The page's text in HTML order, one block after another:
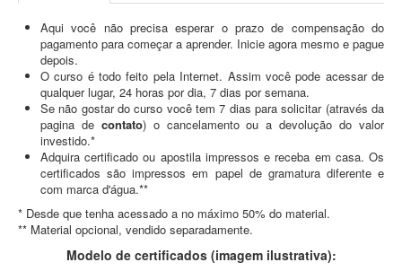
Aqui você não precisa esperar o prazo de compensação do
pagamento para começar a aprender. Inicie agora mesmo e pague
depois.
O curso é todo feito pela Internet. Assim você pode acessar de
qualquer lugar, 24 horas por dia, 7 dias por semana.
Se não gostar do curso você tem 7 dias para solicitar (através da
pagina de contato) o cancelamento ou a devolução do valor
investido.*
Adquira certificado ou apostila impressos e receba em casa. Os
certificados são impressos em papel de gramatura diferente e
com marca d'água.**
* Desde que tenha acessado a no máximo 50% do material.
** Material opcional, vendido separadamente.
Modelo de certificados (imagem ilustrativa):